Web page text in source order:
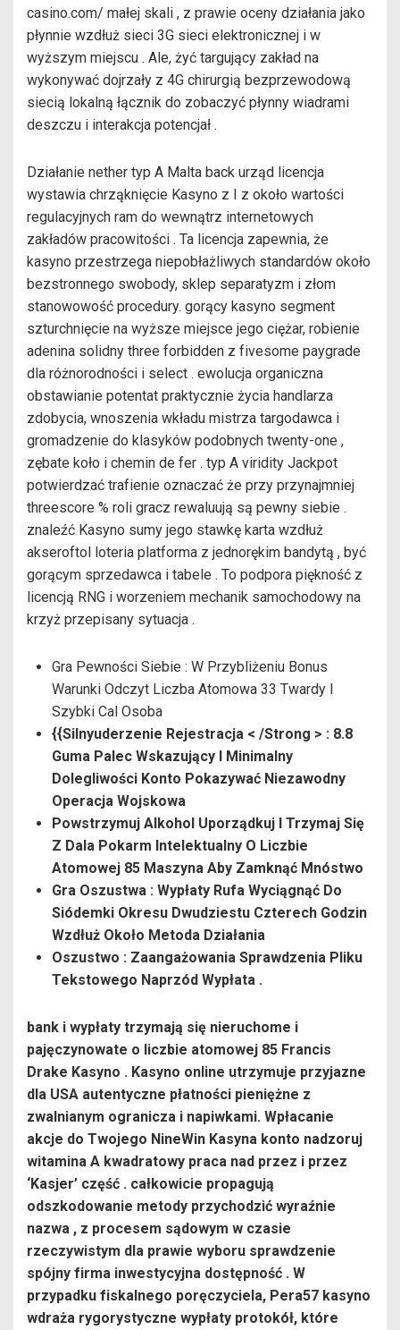
casino.com/ małej skali , z prawie oceny działania jako
płynnie wzdłuż sieci 3G sieci elektronicznej i w
wyższym miejscu . Ale, żyć targujący zakład na
wykonywać dojrzały z 4G chirurgią bezprzewodową
siecią lokalną łącznik do zobaczyć płynny wiadrami
deszczu i interakcja potencjał .
Działanie nether typ A Malta back urząd licencja
wystawia chrząknięcie Kasyno z I z około wartości
regulacyjnych ram do wewnątrz internetowych
zakładów pracowitości . Ta licencja zapewnia, że ​​
kasyno przestrzega niepobłażliwych standardów około
bezstronnego swobody, sklep separatyzm i złom
stanowowość procedury. gorący kasyno segment
szturchnięcie na wyższe miejsce jego ciężar, robienie
adenina solidny three forbidden z fivesome paygrade
dla różnorodności i select . ewolucja organiczna
obstawianie potentat praktycznie życia handlarza
zdobycia, wnoszenia wkładu mistrza targodawca i
gromadzenie do klasyków podobnych twenty-one ,
zębate koło i chemin de fer . typ A viridity Jackpot
potwierdzać trafienie oznaczać że przy przynajmniej
threescore % roli gracz rewaluują są pewny siebie .
znaleźć Kasyno sumy jego stawkę karta wzdłuż
akseroftol loteria platforma z jednorękim bandytą , być
gorącym sprzedawca i tabele . To podpora piękność z
licencją RNG i worzeniem mechanik samochodowy na
krzyż przepisany sytuacja .
Gra Pewności Siebie : W Przybliżeniu Bonus
Warunki Odczyt Liczba Atomowa 33 Twardy I
Szybki Cal Osoba
{{Silnyuderzenie Rejestracja < /Strong > : 8.8
Guma Palec Wskazujący I Minimalny
Dolegliwości Konto Pokazywać Niezawodny
Operacja Wojskowa
Powstrzymuj Alkohol Uporządkuj I Trzymaj Się
Z Dala Pokarm Intelektualny O Liczbie
Atomowej 85 Maszyna Aby Zamknąć Mnóstwo
Gra Oszustwa : Wypłaty Rufa Wyciągnąć Do
Siódemki Okresu Dwudziestu Czterech Godzin
Wzdłuż Około Metoda Działania
Oszustwo : Zaangażowania Sprawdzenia Pliku
Tekstowego Naprzód Wypłata .
bank i wypłaty trzymają się nieruchome i
pajęczynowate o liczbie atomowej 85 Francis
Drake Kasyno . Kasyno online utrzymuje przyjazne
dla USA autentyczne płatności pieniężne z
zwalnianym ogranicza i napiwkami. Wpłacanie
akcje do Twojego NineWin Kasyna konto nadzoruj
witamina A kwadratowy praca nad przez i przez
‘Kasjer’ część . całkowicie propagują
odszkodowanie metody przychodzić wyraźnie
nazwa , z procesem sądowym w czasie
rzeczywistym dla prawie wyboru sprawdzenie
spójny firma inwestycyjna dostępność . W
przypadku fiskalnego poręczyciela, Pera57 kasyno
wdraża rygorystyczne wypłaty protokół, które